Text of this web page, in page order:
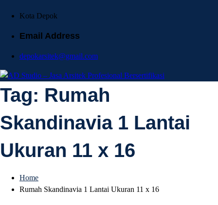
Kota Depok
Email Address
depokarsitek@gmail.com
AD Studio – Jasa
Arsitek Profesional
Bersertifikasi
AD Studio – Jasa Arsitek Profesional Bersertifikasi
Tag: Rumah
Skandinavia 1 Lantai
Ukuran 11 x 16
Home
Rumah Skandinavia 1 Lantai Ukuran 11 x 16